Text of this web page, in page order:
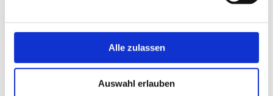
Alle zulassen
Auswahl erlauben
JATHO DESIGN
Jahnstr. 6